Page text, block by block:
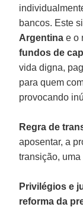
bancos. Este
Argentina e o
fundos de
vida digna,
para quem
provocando
Regra de
aposentar, a
transição,
Privilégios e
reforma da